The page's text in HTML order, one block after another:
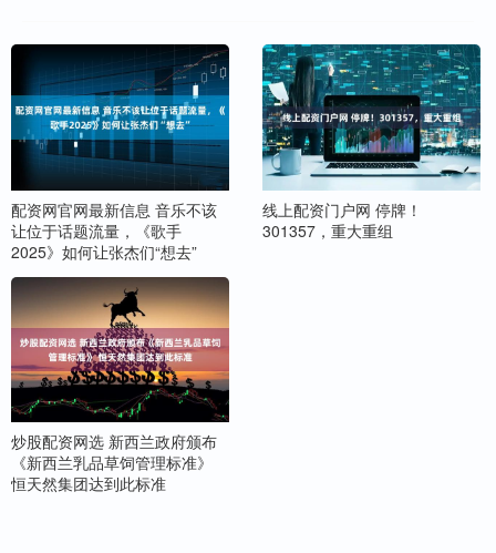
配资网官网最新信息 音乐不该
让位于话题流量，《歌手
2025》如何让张杰们“想去”
线上配资门户网 停牌！
301357，重大重组
炒股配资网选 新西兰政府颁布
《新西兰乳品草饲管理标准》
恒天然集团达到此标准